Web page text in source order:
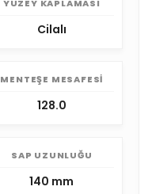
YÜZEY KAPLAMASI
Cilalı
MENTEŞE MESAFESI
128.0
SAP UZUNLUĞU
140 mm